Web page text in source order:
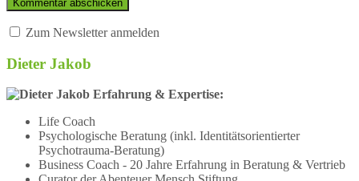
Zum Newsletter anmelden
Dieter Jakob
Erfahrung & Expertise:
Life Coach
Psychologische Beratung (inkl. Identitätsorientierter
Psychotrauma-Beratung)
Business Coach - 20 Jahre Erfahrung in Beratung & Vertrieb